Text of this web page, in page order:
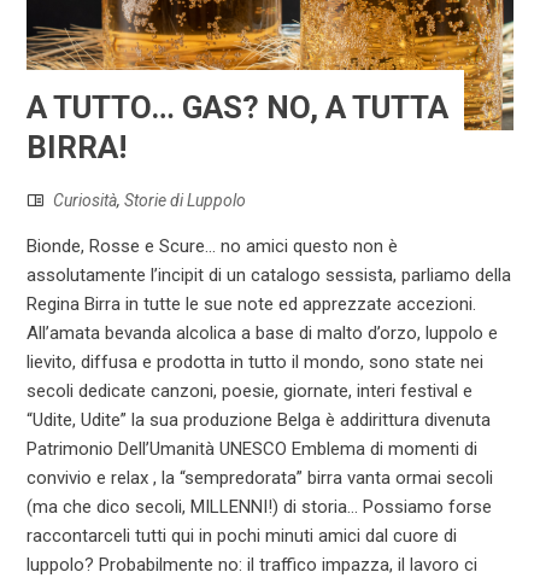
A TUTTO… GAS? NO, A TUTTA
BIRRA!
Curiosità,Storie di Luppolo
Bionde, Rosse e Scure... no amici questo non è
assolutamente l’incipit di un catalogo sessista, parliamo della
Regina Birra in tutte le sue note ed apprezzate accezioni.
All’amata bevanda alcolica a base di malto d’orzo, luppolo e
lievito, diffusa e prodotta in tutto il mondo, sono state nei
secoli dedicate canzoni, poesie, giornate, interi festival e
“Udite, Udite” la sua produzione Belga è addirittura divenuta
Patrimonio Dell’Umanità UNESCO Emblema di momenti di
convivio e relax , la “sempredorata” birra vanta ormai secoli
(ma che dico secoli, MILLENNI!) di storia… Possiamo forse
raccontarceli tutti qui in pochi minuti amici dal cuore di
luppolo? Probabilmente no: il traffico impazza, il lavoro ci